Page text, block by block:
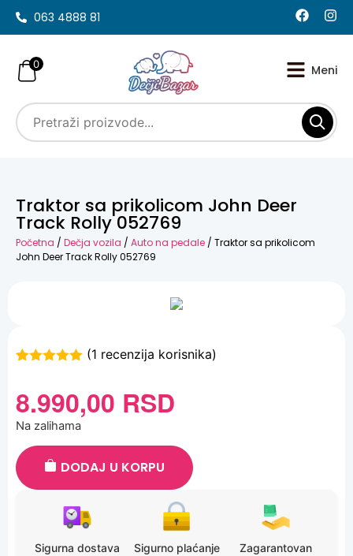
063 4888 81
0
Traktor sa prikolicom John Deer
Track Rolly 052769
Početna / Dečja vozila / Auto na pedale / Traktor sa prikolicom
John Deer Track Rolly 052769
na osnovu
ocene kupca
(1 recenzija korisnika)
8.990,00 RSD
Na zalihama
DODAJ U KORPU
Sigurna dostava Sigurno plaćanje
Zagarantovan